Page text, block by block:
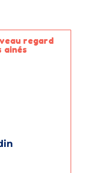
regard
ainés